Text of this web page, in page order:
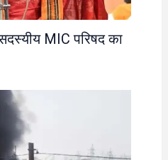
MIC परिषद का